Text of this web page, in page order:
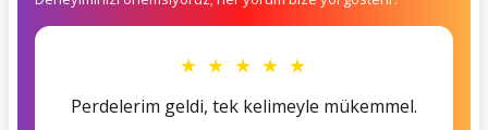
★ ★ ★ ★ ★
Perdelerim geldi, tek kelimeyle mükemmel.